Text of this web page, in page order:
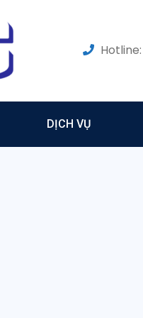
DỊCH VỤ